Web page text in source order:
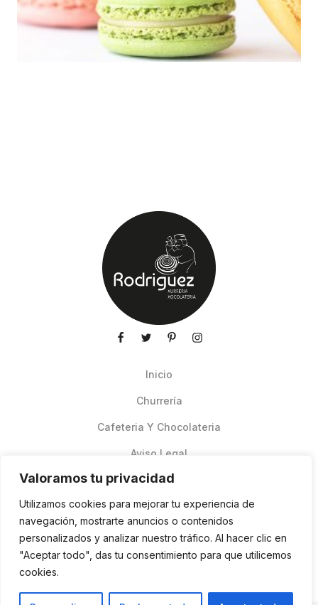
Valoramos tu privacidad
Utilizamos cookies para mejorar tu experiencia de
navegación, mostrarte anuncios o contenidos
personalizados y analizar nuestro tráfico. Al hacer clic en
"Aceptar todo", das tu consentimiento para que utilicemos
cookies.
Inicio
Churrería
Cafeteria Y Chocolateria
Aviso Legal
Pedidos Online Glovo
Contacto